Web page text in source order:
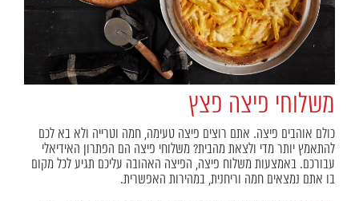
משלוחי פיצה פצץ
כולם אוהבים פיצה. אתם רוצים פיצה טעימה, חמה וטרייה ולא בא לכם
להתאמץ יותר מדי ולצאת מהבית? משלוחי פיצה הם הפתרון האידיאלי
עבורכם. באמצעות משלוח פיצה, הפיצה האהובה עליכם תגיע לכל מקום
בו אתם נמצאים חמה וריחנית, במהירות האפשרית.